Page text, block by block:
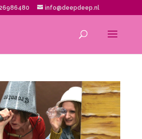
info@deepdeep.nl